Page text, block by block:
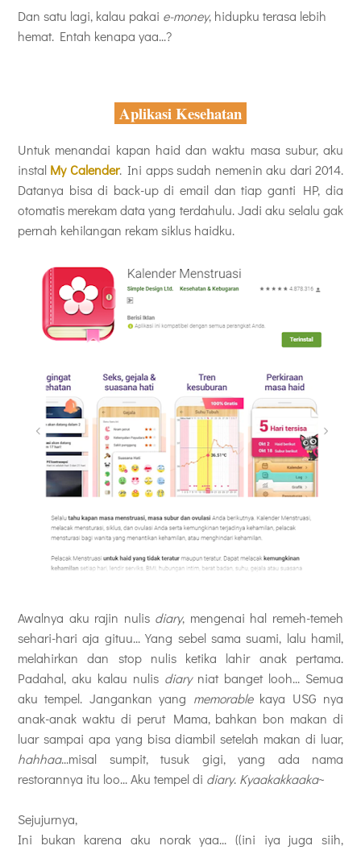
Dan satu lagi, kalau pakai e-money, hidupku terasa lebih
hemat. Entah kenapa yaa...?
Aplikasi Kesehatan
Untuk menandai kapan haid dan waktu masa subur, aku
instal My Calender. Ini apps sudah nemenin aku dari 2014.
Datanya bisa di back-up di email dan tiap ganti HP, dia
otomatis merekam data yang terdahulu. Jadi aku selalu gak
pernah kehilangan rekam siklus haidku.
Awalnya aku rajin nulis diary, mengenai hal remeh-temeh
sehari-hari aja gituu... Yang sebel sama suami, lalu hamil,
melahirkan dan stop nulis ketika lahir anak pertama.
Padahal, aku kalau nulis diary niat banget looh... Semua
aku tempel. Jangankan yang memorable kaya USG nya
anak-anak waktu di perut Mama, bahkan bon makan di
luar sampai apa yang bisa diambil setelah makan di luar,
hahhaa...misal sumpit, tusuk gigi, yang ada nama
restorannya itu loo... Aku tempel di diary. Kyaakakkaaka~
Sejujurnya,
Ini bukan karena aku norak yaa... ((ini iya juga siih,